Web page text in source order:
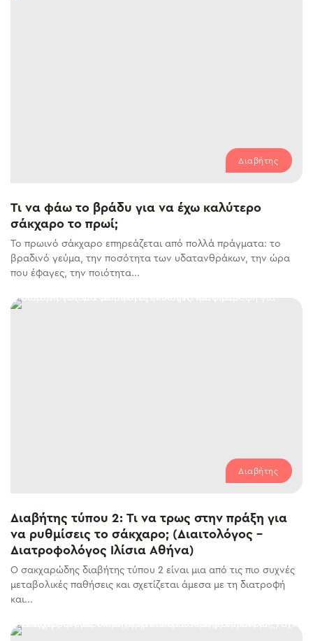
Διαβήτης
Τι να φάω το βράδυ για να έχω καλύτερο
σάκχαρο το πρωί;
Το πρωινό σάκχαρο επηρεάζεται από πολλά πράγματα: το
βραδινό γεύμα, την ποσότητα των υδατανθράκων, την ώρα
που έφαγες, την ποιότητα...
Διαβήτης
Διαβήτης τύπου 2: Τι να τρως στην πράξη για
να ρυθμίσεις το σάκχαρο; (Διαιτολόγος –
Διατροφολόγος Ιλίσια Αθήνα)
Ο σακχαρώδης διαβήτης τύπου 2 είναι μια από τις πιο συχνές
μεταβολικές παθήσεις και σχετίζεται άμεσα με τη διατροφή
και...